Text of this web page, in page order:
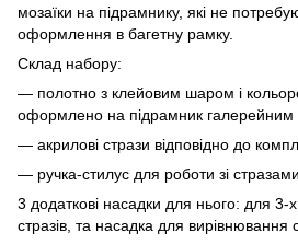
мозаїки на підрамнику, які не
оформлення в багетну рамку.
Склад набору:
— полотно з клейовим шаром і
оформлено на підрамник галерейним
— акрилові стрази відповідно до
— ручка-стилус для роботи зі
3 додаткові насадки для нього: для 3-х
стразів, та насадка для вирівнювання